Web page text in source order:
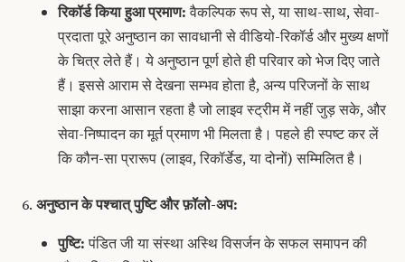
रिकॉर्ड किया हुआ प्रमाण:वैकल्पिक रूप से, या साथ-साथ, सेवा-
प्रदाता पूरे अनुष्ठान का सावधानी से वीडियो-रिकॉर्ड और मुख्य क्षणों
के चित्र लेते हैं। ये अनुष्ठान पूर्ण होते ही परिवार को भेज दिए जाते
हैं। इससे आराम से देखना सम्भव होता है, अन्य परिजनों के साथ
साझा करना आसान रहता है जो लाइव स्ट्रीम में नहीं जुड़ सके, और
सेवा-निष्पादन का मूर्त प्रमाण भी मिलता है। पहले ही स्पष्ट कर लें
कि कौन-सा प्रारूप (लाइव, रिकॉर्डेड, या दोनों) सम्मिलित है।
अनुष्ठान के पश्चात् पुष्टि और फ़ॉलो-अप:
पुष्टि:पंडित जी या संस्था अस्थि विसर्जन के सफल समापन की